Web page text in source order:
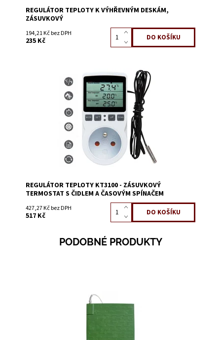
REGULÁTOR TEPLOTY K VÝHŘEVNÝM DESKÁM,
ZÁSUVKOVÝ
194,21 Kč bez DPH
235 Kč
Skladem 11
0999N
REGULÁTOR TEPLOTY KT3100 - ZÁSUVKOVÝ
TERMOSTAT S ČIDLEM A ČASOVÝM SPÍNAČEM
427,27 Kč bez DPH
517 Kč
PODOBNÉ PRODUKTY
Skladem 1
0122K